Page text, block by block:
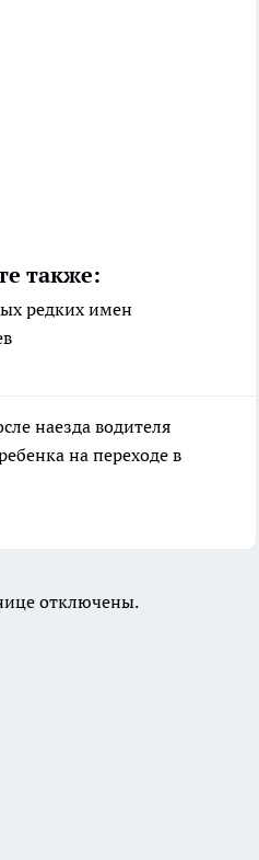
также:
редких имен
наезда водителя
на переходе в
отключены.